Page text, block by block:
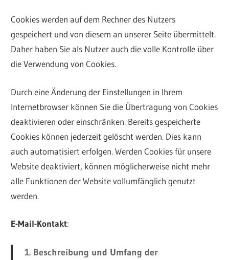
Cookies werden auf dem Rechner des Nutzers
gespeichert und von diesem an unserer Seite übermittelt.
Daher haben Sie als Nutzer auch die volle Kontrolle über
die Verwendung von Cookies.
Durch eine Änderung der Einstellungen in Ihrem
Internetbrowser können Sie die Übertragung von Cookies
deaktivieren oder einschränken. Bereits gespeicherte
Cookies können jederzeit gelöscht werden. Dies kann
auch automatisiert erfolgen. Werden Cookies für unsere
Website deaktiviert, können möglicherweise nicht mehr
alle Funktionen der Website vollumfänglich genutzt
werden.
E-Mail-Kontakt:
1. Beschreibung und Umfang der